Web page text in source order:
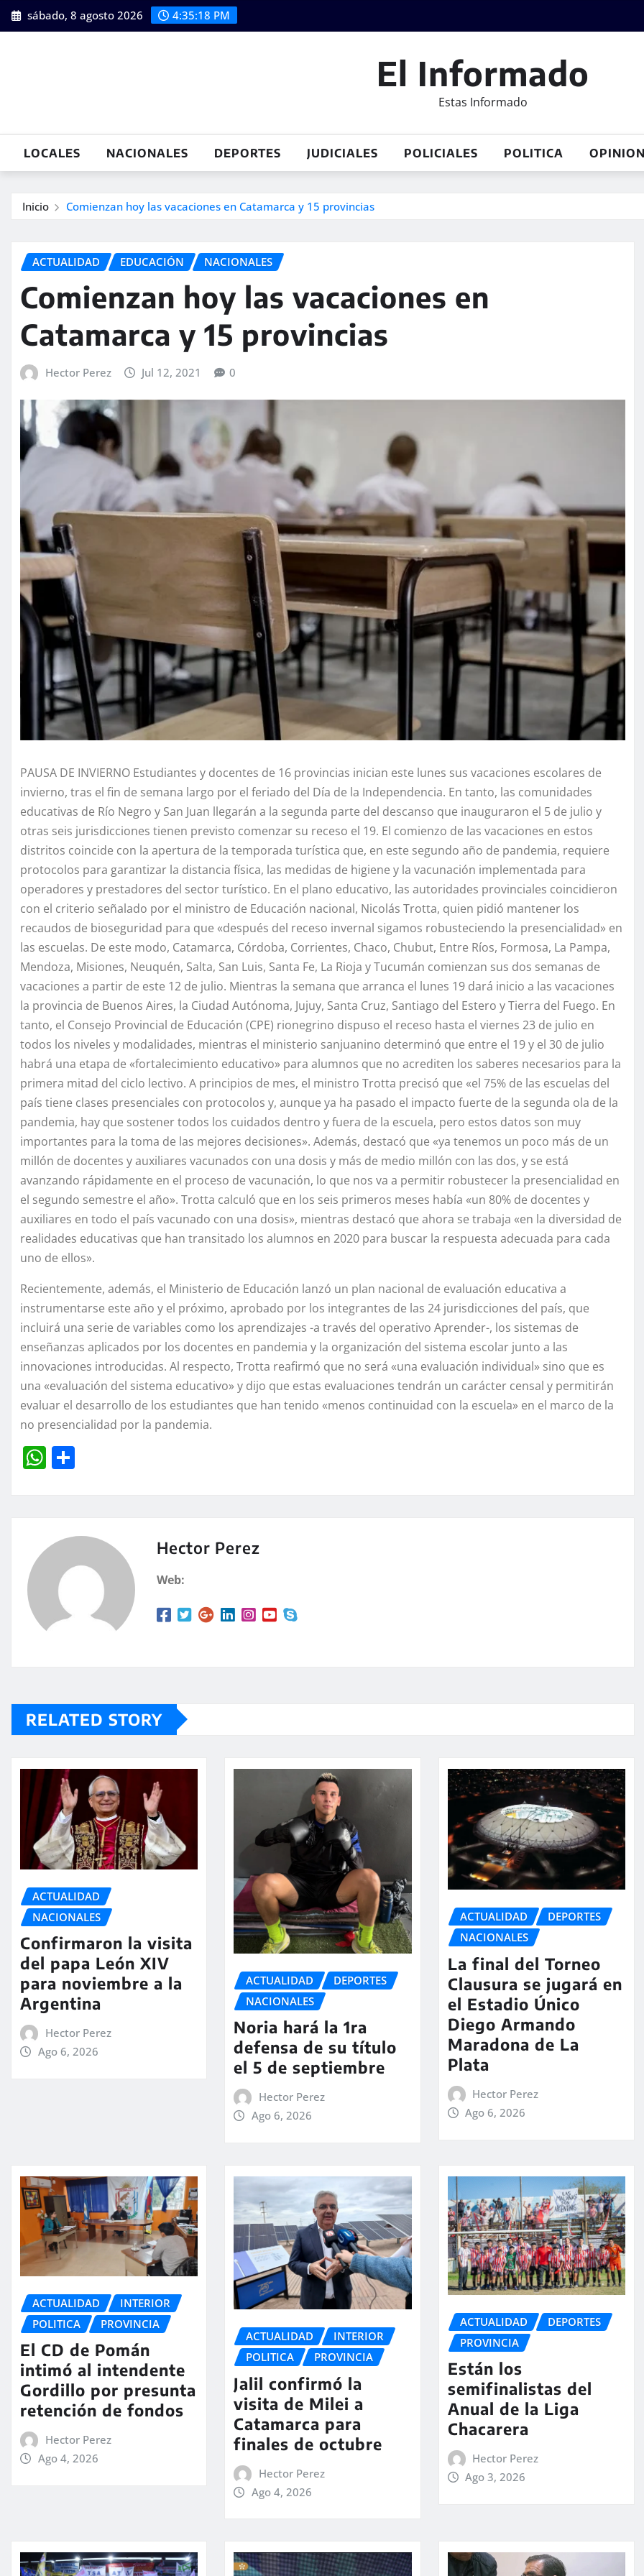
Saltar
al
sábado, 8 agosto 2026 4:35:19 PM
El Informado
Estas Informado
LOCALES NACIONALES DEPORTES JUDICIALES POLICIALES POLITICA OPINION
Inicio Comienzan hoy las vacaciones en Catamarca y 15 provincias
ACTUALIDAD EDUCACIÓN NACIONALES
Comienzan hoy las vacaciones en
Catamarca y 15 provincias
Hector Perez Jul 12, 2021 0
PAUSA DE INVIERNO Estudiantes y docentes de 16 provincias inician este lunes sus vacaciones escolares de
invierno, tras el fin de semana largo por el feriado del Día de la Independencia. En tanto, las comunidades
educativas de Río Negro y San Juan llegarán a la segunda parte del descanso que inauguraron el 5 de julio y
otras seis jurisdicciones tienen previsto comenzar su receso el 19. El comienzo de las vacaciones en estos
distritos coincide con la apertura de la temporada turística que, en este segundo año de pandemia, requiere
protocolos para garantizar la distancia física, las medidas de higiene y la vacunación implementada para
operadores y prestadores del sector turístico. En el plano educativo, las autoridades provinciales coincidieron
con el criterio señalado por el ministro de Educación nacional, Nicolás Trotta, quien pidió mantener los
recaudos de bioseguridad para que «después del receso invernal sigamos robusteciendo la presencialidad» en
las escuelas. De este modo, Catamarca, Córdoba, Corrientes, Chaco, Chubut, Entre Ríos, Formosa, La Pampa,
Mendoza, Misiones, Neuquén, Salta, San Luis, Santa Fe, La Rioja y Tucumán comienzan sus dos semanas de
vacaciones a partir de este 12 de julio. Mientras la semana que arranca el lunes 19 dará inicio a las vacaciones
la provincia de Buenos Aires, la Ciudad Autónoma, Jujuy, Santa Cruz, Santiago del Estero y Tierra del Fuego. En
tanto, el Consejo Provincial de Educación (CPE) rionegrino dispuso el receso hasta el viernes 23 de julio en
todos los niveles y modalidades, mientras el ministerio sanjuanino determinó que entre el 19 y el 30 de julio
habrá una etapa de «fortalecimiento educativo» para alumnos que no acrediten los saberes necesarios para la
primera mitad del ciclo lectivo. A principios de mes, el ministro Trotta precisó que «el 75% de las escuelas del
país tiene clases presenciales con protocolos y, aunque ya ha pasado el impacto fuerte de la segunda ola de la
pandemia, hay que sostener todos los cuidados dentro y fuera de la escuela, pero estos datos son muy
importantes para la toma de las mejores decisiones». Además, destacó que «ya tenemos un poco más de un
millón de docentes y auxiliares vacunados con una dosis y más de medio millón con las dos, y se está
avanzando rápidamente en el proceso de vacunación, lo que nos va a permitir robustecer la presencialidad en
el segundo semestre el año». Trotta calculó que en los seis primeros meses había «un 80% de docentes y
auxiliares en todo el país vacunado con una dosis», mientras destacó que ahora se trabaja «en la diversidad de
realidades educativas que han transitado los alumnos en 2020 para buscar la respuesta adecuada para cada
uno de ellos».
Recientemente, además, el Ministerio de Educación lanzó un plan nacional de evaluación educativa a
instrumentarse este año y el próximo, aprobado por los integrantes de las 24 jurisdicciones del país, que
incluirá una serie de variables como los aprendizajes -a través del operativo Aprender-, los sistemas de
enseñanzas aplicados por los docentes en pandemia y la organización del sistema escolar junto a las
innovaciones introducidas. Al respecto, Trotta reafirmó que no será «una evaluación individual» sino que es
una «evaluación del sistema educativo» y dijo que estas evaluaciones tendrán un carácter censal y permitirán
evaluar el desarrollo de los estudiantes que han tenido «menos continuidad con la escuela» en el marco de la
no presencialidad por la pandemia.
W
A
p
rt
Hector Perez
Web:
RELATED STORY
ACTUALIDAD
NACIONALES
Confirmaron la visita
del papa León XIV
para noviembre a la
Argentina
Hector Perez
Ago 6, 2026
ACTUALIDAD
DEPORTES
NACIONALES
Noria hará la 1ra
defensa de su título
el 5 de septiembre
Hector Perez
Ago 6, 2026
ACTUALIDAD
DEPORTES
NACIONALES
La final del Torneo
Clausura se jugará en
el Estadio Único
Diego Armando
Maradona de La
Plata
Hector Perez
Ago 6, 2026
ACTUALIDAD
INTERIOR
POLITICA
PROVINCIA
El CD de Pomán
intimó al intendente
Gordillo por presunta
retención de fondos
Hector Perez
Ago 4, 2026
ACTUALIDAD
INTERIOR
POLITICA
PROVINCIA
Jalil confirmó la
visita de Milei a
Catamarca para
finales de octubre
Hector Perez
Ago 4, 2026
ACTUALIDAD
DEPORTES
PROVINCIA
Están los
semifinalistas del
Anual de la Liga
Chacarera
Hector Perez
Ago 3, 2026